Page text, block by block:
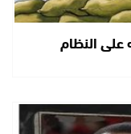
النظام